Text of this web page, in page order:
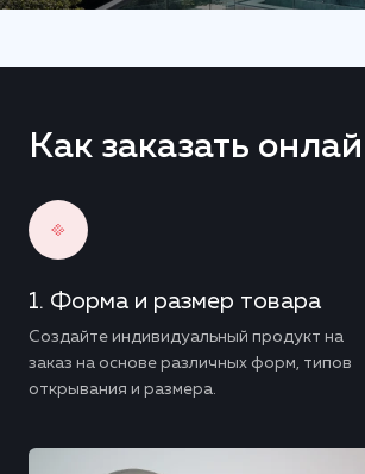
Как заказать
Форма и размер товара
Создайте индивидуальный продукт на
заказ на основе различных форм, типов
открывания и размера.